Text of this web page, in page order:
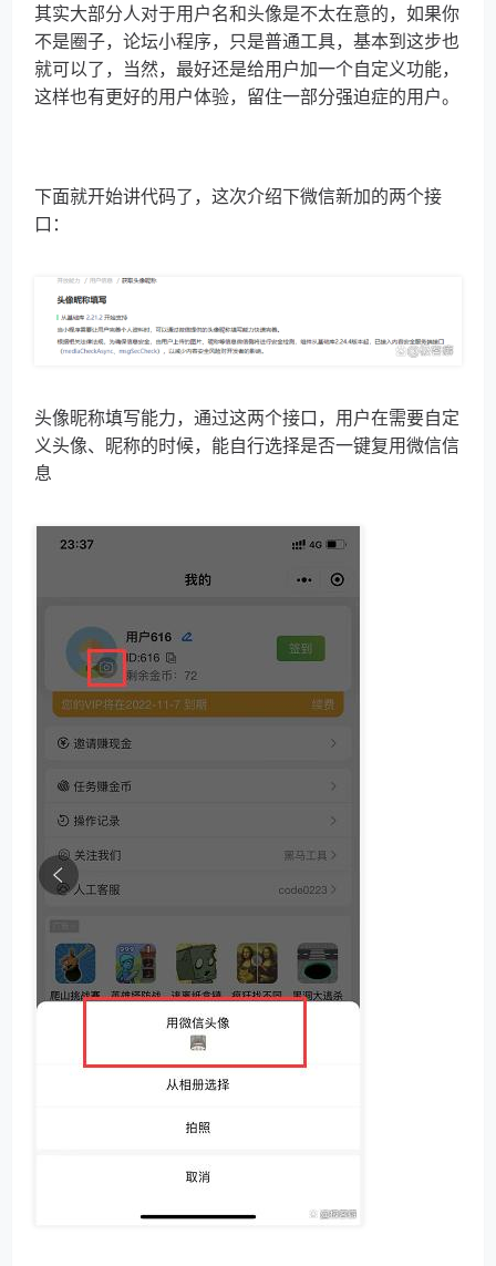
其实大部分人对于用户名和头像是不太在意的，如果你
不是圈子，论坛小程序，只是普通工具，基本到这步也
就可以了，当然，最好还是给用户加一个自定义功能，
这样也有更好的用户体验，留住一部分强迫症的用户。
下面就开始讲代码了，这次介绍下微信新加的两个接
口：
头像昵称填写能力，通过这两个接口，用户在需要自定
义头像、昵称的时候，能自行选择是否一键复用微信信
息